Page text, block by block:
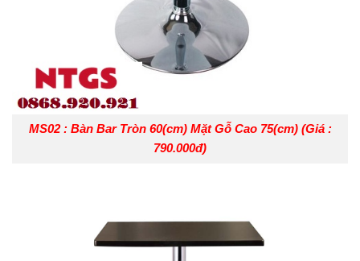
MS02 : Bàn Bar Tròn 60(cm) Mặt Gỗ Cao 75(cm) (Giá :
790.000đ)